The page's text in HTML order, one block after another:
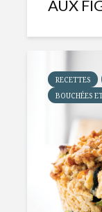
AUX
RECETTES
BOUCHÉES